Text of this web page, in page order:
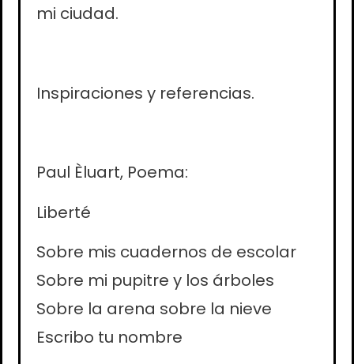
mi ciudad.
Inspiraciones y referencias.
Paul Èluart, Poema:
Liberté
Sobre mis cuadernos de escolar
Sobre mi pupitre y los árboles
Sobre la arena sobre la nieve
Escribo tu nombre